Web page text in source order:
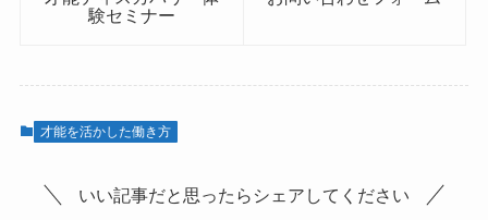
験セミナー
才能を活かした働き方
いい記事だと思ったらシェアしてください